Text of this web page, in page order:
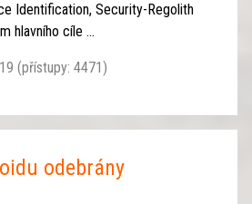
Identification, Security-Regolith
hlavního cíle ...
(přístupy: 4471)
odebrány